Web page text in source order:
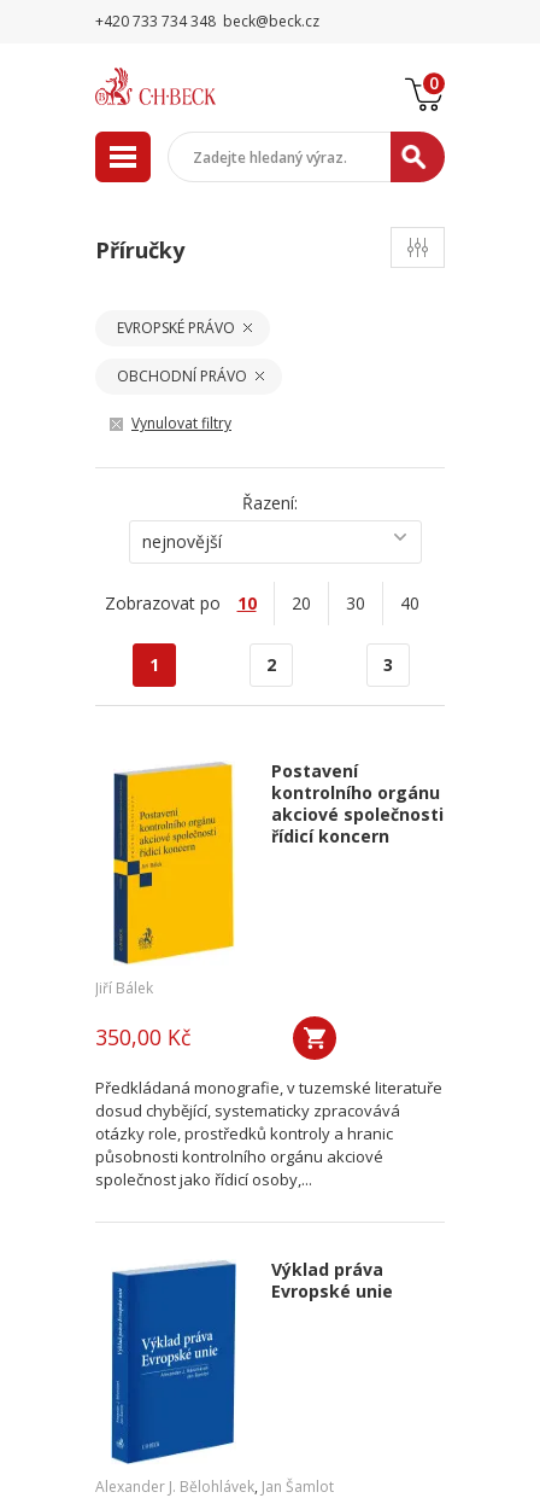
+420 733 734 348 beck@beck.cz
0
Příručky
EVROPSKÉ PRÁVO
OBCHODNÍ PRÁVO
Vynulovat filtry
Řazení:
nejnovější
Zobrazovat po 10 20 30 40
1 2 3
Postavení
kontrolního orgánu
akciové společnosti
řídicí koncern
Jiří Bálek
350,00 Kč
Předkládaná monografie, v tuzemské literatuře
dosud chybějící, systematicky zpracovává
otázky role, prostředků kontroly a hranic
působnosti kontrolního orgánu akciové
společnost jako řídicí osoby,...
Výklad práva
Evropské unie
Alexander J. Bělohlávek, Jan Šamlot